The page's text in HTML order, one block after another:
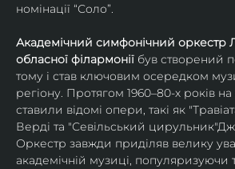
номінації “Соло”.
Академічний симфонічний оркестр
обласної філармонії був створений
тому і став ключовим осередком
регіону. Протягом 1960–80-х років
ставили відомі опери, такі як
Верді та "Севільський
Оркестр завжди приділяв велику
академічній музиці, популяризуючи